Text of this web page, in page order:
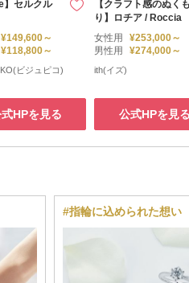
】セルクル
¥149,600～
¥118,800～
ビジュピコ)
HPを見る
【クラフト感のぬく
り】ロチア / Roccia
女性用
¥253,000～
男性用
¥274,000～
ith(イズ)
公式HPを見
#指輪に込められた想い